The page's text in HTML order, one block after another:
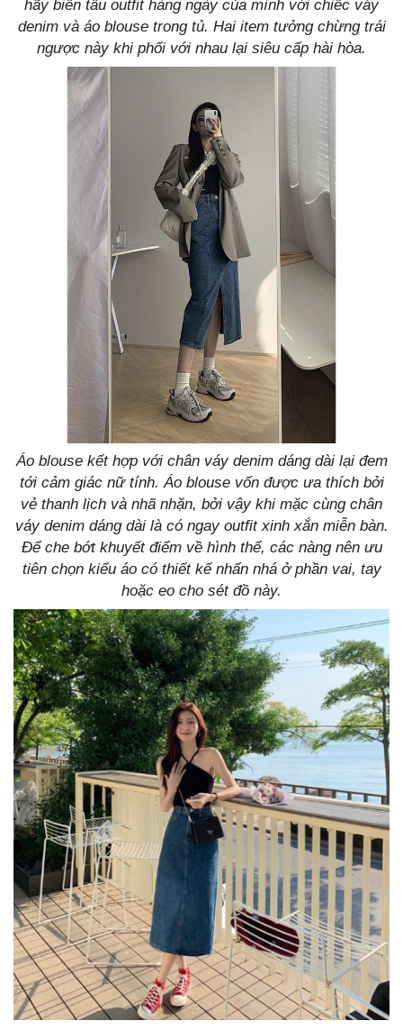
hãy biến tấu outfit hàng ngày của mình với chiếc váy
denim và áo blouse trong tủ. Hai item tưởng chừng trái
ngược này khi phối với nhau lại siêu cấp hài hòa.
Áo blouse kết hợp với chân váy denim dáng dài lại đem
tới cảm giác nữ tính. Áo blouse vốn được ưa thích bởi
vẻ thanh lịch và nhã nhặn, bởi vậy khi mặc cùng chân
váy denim dáng dài là có ngay outfit xinh xắn miễn bàn.
Để che bớt khuyết điểm về hình thể, các nàng nên ưu
tiên chọn kiểu áo có thiết kế nhấn nhá ở phần vai, tay
hoặc eo cho sét đồ này.